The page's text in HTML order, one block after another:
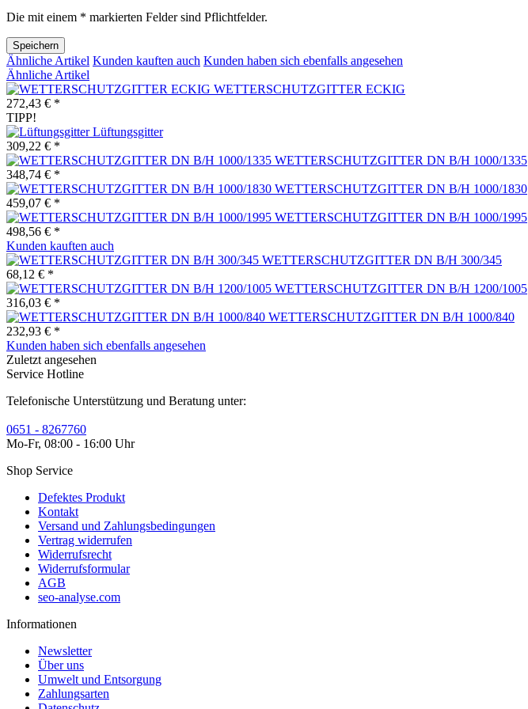
Die mit einem * markierten Felder sind Pflichtfelder.
Speichern
Ähnliche Artikel Kunden kauften auch Kunden haben sich ebenfalls angesehen
Ähnliche Artikel
WETTERSCHUTZGITTER ECKIG
272,43 € *
TIPP!
Lüftungsgitter
309,22 € *
WETTERSCHUTZGITTER DN B/H 1000/1335
348,74 € *
WETTERSCHUTZGITTER DN B/H 1000/1830
459,07 € *
WETTERSCHUTZGITTER DN B/H 1000/1995
498,56 € *
Kunden kauften auch
WETTERSCHUTZGITTER DN B/H 300/345
68,12 € *
WETTERSCHUTZGITTER DN B/H 1200/1005
316,03 € *
WETTERSCHUTZGITTER DN B/H 1000/840
232,93 € *
Kunden haben sich ebenfalls angesehen
Zuletzt angesehen
Service Hotline
Telefonische Unterstützung und Beratung unter:
0651 - 8267760
Mo-Fr, 08:00 - 16:00 Uhr
Shop Service
Defektes Produkt
Kontakt
Versand und Zahlungsbedingungen
Vertrag widerrufen
Widerrufsrecht
Widerrufsformular
AGB
seo-analyse.com
Informationen
Newsletter
Über uns
Umwelt und Entsorgung
Zahlungsarten